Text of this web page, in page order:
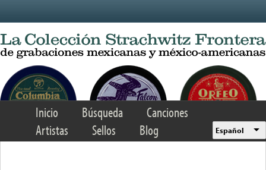
Inicio Búsqueda
Canciones
Artistas
Sellos Blog Español